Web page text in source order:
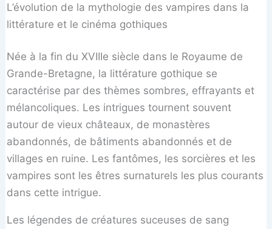
L’évolution de la mythologie des vampires dans la
littérature et le cinéma gothiques
Née à la fin du XVIIIe siècle dans le Royaume de
Grande-Bretagne, la littérature gothique se
caractérise par des thèmes sombres, effrayants et
mélancoliques. Les intrigues tournent souvent
autour de vieux châteaux, de monastères
abandonnés, de bâtiments abandonnés et de
villages en ruine. Les fantômes, les sorcières et les
vampires sont les êtres surnaturels les plus courants
dans cette intrigue.
Les légendes de créatures suceuses de sang